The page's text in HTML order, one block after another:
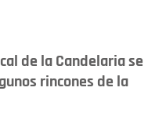
de la Candelaria se
rincones de la